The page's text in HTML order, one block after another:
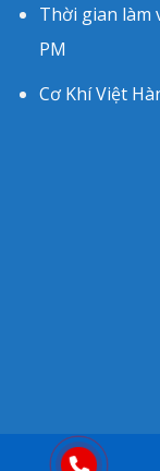
Thời gian làm
PM
Cơ Khí Việt